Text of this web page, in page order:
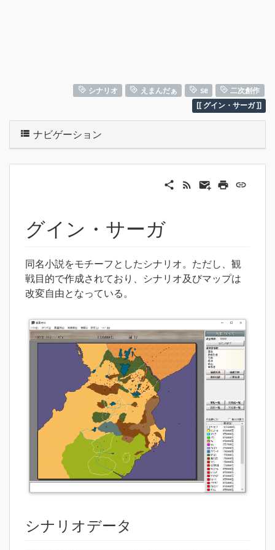
シナリオ えまんだぁ se
二次創作
グイン・サーガ
ナビゲーション
グイン・サーガ
同名小説をモチーフとしたシナリオ。ただし、観
戦目的で作成されており、シナリオ及びマップは
改変自由となっている。
シナリオデータ